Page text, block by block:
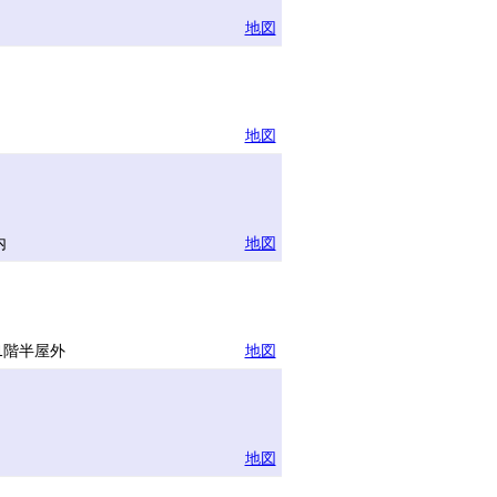
地図
地図
地図
半屋外
地図
地図